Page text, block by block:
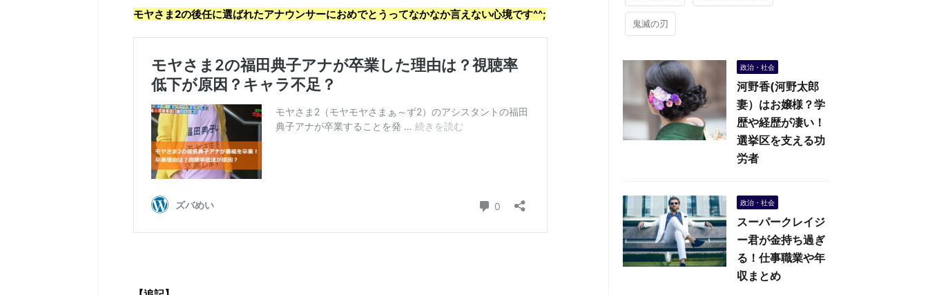
モヤさま2の後任に選ばれたアナウンサーにおめでとうってなかなか言えない心境です^^;
鬼滅の刃
政治・社会
河野香(河野太郎
妻）はお嬢様？学
歴や経歴が凄い！
選挙区を支える功
労者
政治・社会
スーパークレイジ
ー君が金持ち過ぎ
る！仕事職業や年
収まとめ